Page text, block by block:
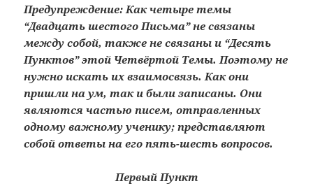
Предупреждение: Как четыре темы
“Двадцать шестого Письма” не связаны
между собой, также не связаны и “Десять
Пунктов” этой Четвёртой Темы. Поэтому не
нужно искать их взаимосвязь. Как они
пришли на ум, так и были записаны. Они
являются частью писем, отправленных
одному важному ученику; представляют
собой ответы на его пять-шесть вопросов.
Первый Пункт